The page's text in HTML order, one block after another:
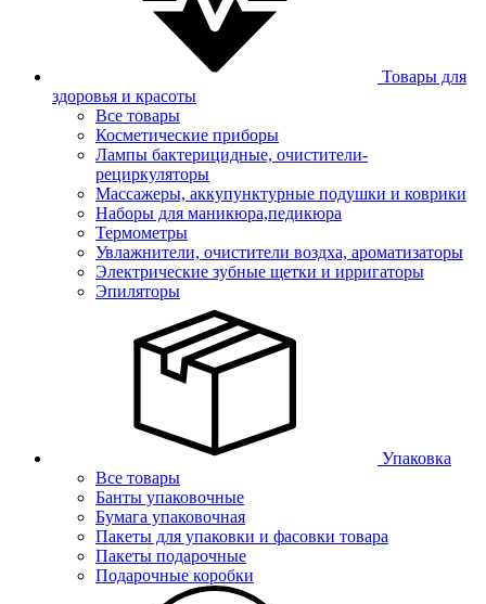
Товары для
здоровья и красоты
Все товары
Косметические приборы
Лампы бактерицидные, очистители-
рециркуляторы
Массажеры, аккупунктурные подушки и коврики
Наборы для маникюра,педикюра
Термометры
Увлажнители, очистители воздха, ароматизаторы
Электрические зубные щетки и ирригаторы
Эпиляторы
Упаковка
Все товары
Банты упаковочные
Бумага упаковочная
Пакеты для упаковки и фасовки товара
Пакеты подарочные
Подарочные коробки